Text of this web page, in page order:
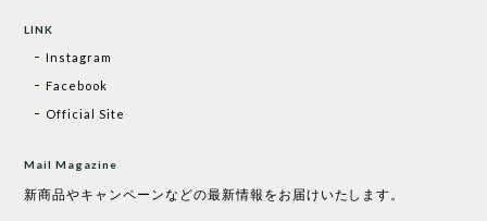
LINK
Instagram
Facebook
Official Site
Mail Magazine
新商品やキャンペーンなどの最新情報をお届けいたします。